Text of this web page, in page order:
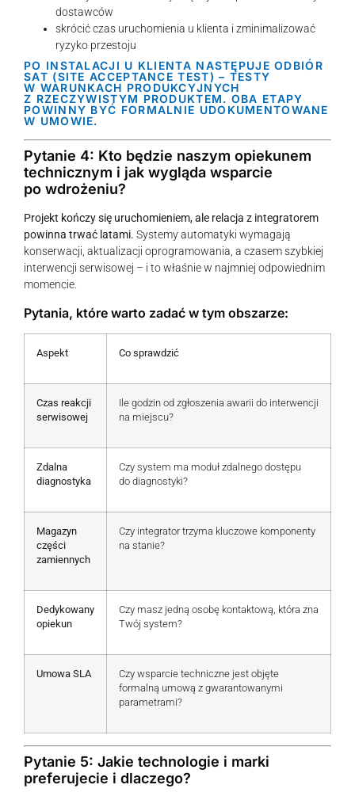
dostawców
skrócić czas uruchomienia u klienta i zminimalizować
ryzyko przestoju
PO INSTALACJI U KLIENTA NASTĘPUJE ODBIÓR
SAT (SITE ACCEPTANCE TEST) – TESTY
W WARUNKACH PRODUKCYJNYCH
Z RZECZYWISTYM PRODUKTEM. OBA ETAPY
POWINNY BYĆ FORMALNIE UDOKUMENTOWANE
W UMOWIE.
Pytanie 4: Kto będzie naszym opiekunem
technicznym i jak wygląda wsparcie
po wdrożeniu?
Projekt kończy się uruchomieniem, ale relacja z integratorem
powinna trwać latami. Systemy automatyki wymagają
konserwacji, aktualizacji oprogramowania, a czasem szybkiej
interwencji serwisowej – i to właśnie w najmniej odpowiednim
momencie.
Pytania, które warto zadać w tym obszarze:
Aspekt Co sprawdzić
Czas reakcji
serwisowej
Ile godzin od zgłoszenia awarii do interwencji
na miejscu?
Zdalna
diagnostyka
Czy system ma moduł zdalnego dostępu
do diagnostyki?
Magazyn
części
zamiennych
Czy integrator trzyma kluczowe komponenty
na stanie?
Dedykowany
opiekun
Czy masz jedną osobę kontaktową, która zna
Twój system?
Umowa SLA
Czy wsparcie techniczne jest objęte
formalną umową z gwarantowanymi
parametrami?
Pytanie 5: Jakie technologie i marki
preferujecie i dlaczego?